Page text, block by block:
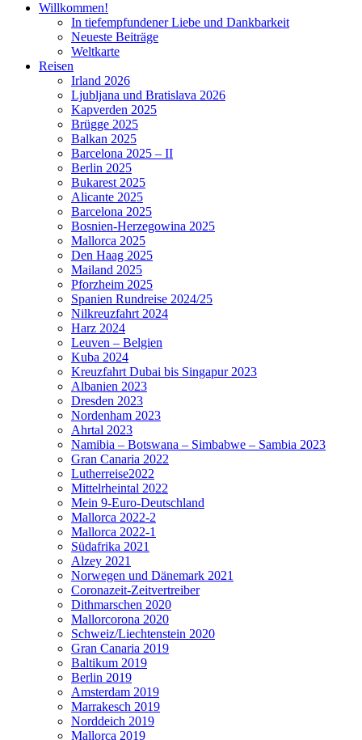
Willkommen!
In tiefempfundener Liebe und Dankbarkeit
Neueste Beiträge
Weltkarte
Reisen
Irland 2026
Ljubljana und Bratislava 2026
Kapverden 2025
Brügge 2025
Balkan 2025
Barcelona 2025 – II
Berlin 2025
Bukarest 2025
Alicante 2025
Barcelona 2025
Bosnien-Herzegowina 2025
Mallorca 2025
Den Haag 2025
Mailand 2025
Pforzheim 2025
Spanien Rundreise 2024/25
Nilkreuzfahrt 2024
Harz 2024
Leuven – Belgien
Kuba 2024
Kreuzfahrt Dubai bis Singapur 2023
Albanien 2023
Dresden 2023
Nordenham 2023
Ahrtal 2023
Namibia – Botswana – Simbabwe – Sambia 2023
Gran Canaria 2022
Lutherreise2022
Mittelrheintal 2022
Mein 9-Euro-Deutschland
Mallorca 2022-2
Mallorca 2022-1
Südafrika 2021
Alzey 2021
Norwegen und Dänemark 2021
Coronazeit-Zeitvertreiber
Dithmarschen 2020
Mallorcorona 2020
Schweiz/Liechtenstein 2020
Gran Canaria 2019
Baltikum 2019
Berlin 2019
Amsterdam 2019
Marrakesch 2019
Norddeich 2019
Mallorca 2019